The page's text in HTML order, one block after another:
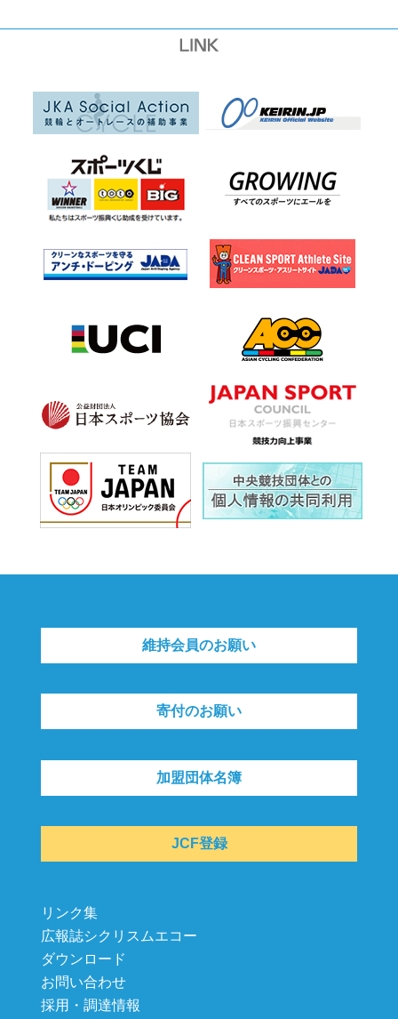
維持会員のお願い
寄付のお願い
加盟団体名簿
JCF登録
リンク集
広報誌シクリスムエコー
ダウンロード
お問い合わせ
採用・調達情報